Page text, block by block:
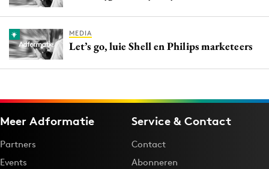
MEDIA
Let’s go, luie Shell en Philips marketeers
Meer Adformatie
Partners
Events
Service & Contact
Contact
Abonneren